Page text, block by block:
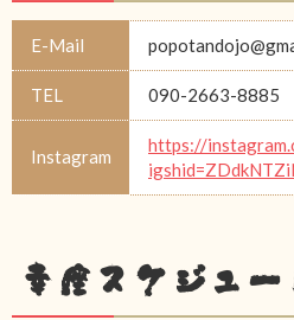
E-Mail
TEL 090-2663-8885
Instagram
https://
幸座スケジュー